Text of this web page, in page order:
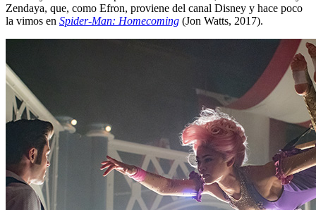
Zendaya, que, como Efron, proviene del canal Disney y hace poco
la vimos en Spider-Man: Homecoming (Jon Watts, 2017).